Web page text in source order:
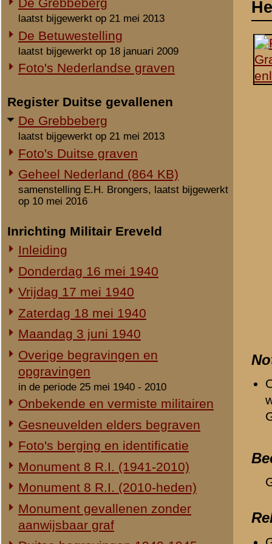
Foto's Duitse graven
Geheel Nederland (864 KB)
samenstelling E.H. Brongers, laatst bijgewerkt
op 10 mei 2016
Inrichting Militair Ereveld
Inleiding
Vrijdag 17 mei 1940
Zaterdag 18 mei 1940
Maandag 3 juni 1940
opgravingen
Onbekende en vermiste militairen
Gesneuvelden elders begraven
Foto's berging en identificatie
Monument 8 R.I. (2010-heden)
Monument gevallenen zonder
aanwijsbaar graf
Duitse begravingen 1940-1945
Herdenking 8 R.I. 2e Pinksterdag
2e Pinksterdag 2005
2e Pinksterdag 2004
2e Pinksterdag 2003
2e Pinksterdag 1999 - 2002
In het nieuws...
Monument ter nagedachtenis aan
Landstorm
Restauratie 8 R.I.-monument
Opening tentoonstelling 'Daar
spraken wij nooit over...'
Eigen redactie, 23 november 2005
Herinrichting informatiecentrum
Eigen redactie, april/mei 2005
Onthulling nieuw monument
Eigen redactie, 21 april 2005
Vervanging grafstenen
waarschijnlijk is
Geboortedatum op